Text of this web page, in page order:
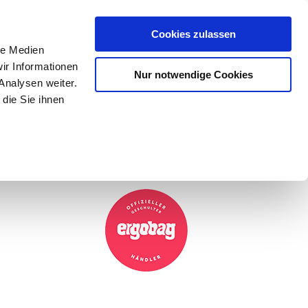
Medien
Informationen
weiter.
Sie ihnen
Cookies zulassen
Nur notwendige Cookies
0,00 €